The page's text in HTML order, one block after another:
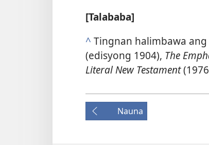
[Talababa]
^ Tingnan halimbawa ang
(edisyong 1904), The
Literal New Testament
Nauna